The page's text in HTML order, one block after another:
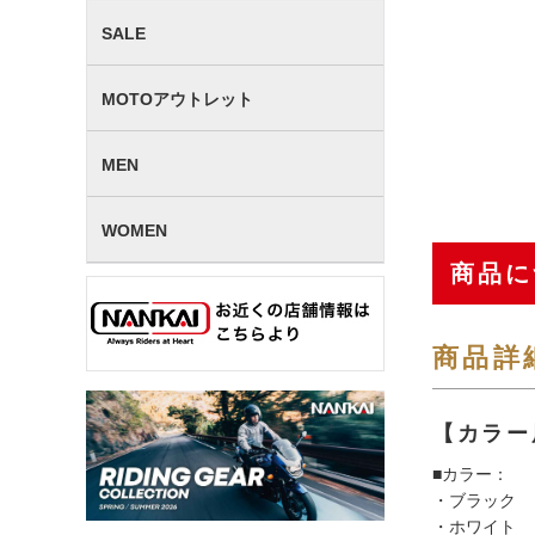
SALE
MOTOアウトレット
MEN
WOMEN
商品
商品詳
【カラー
■カラー：
・ブラック
・ホワイト